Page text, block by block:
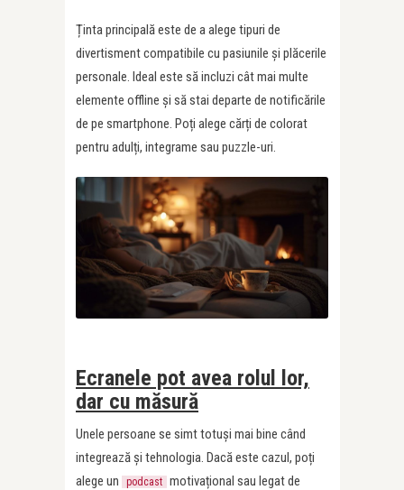
Ținta principală este de a alege tipuri de
divertisment compatibile cu pasiunile și plăcerile
personale. Ideal este să incluzi cât mai multe
elemente offline și să stai departe de notificările
de pe smartphone. Poți alege cărți de colorat
pentru adulți, integrame sau puzzle-uri.
Ecranele pot avea rolul lor,
dar cu măsură
Unele persoane se simt totuși mai bine când
integrează și tehnologia. Dacă este cazul, poți
alege un
podcast motivațional sau legat de